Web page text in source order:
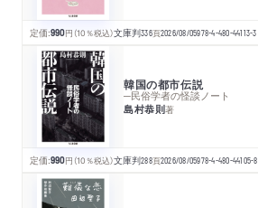
定価:990円 （10％税込）文庫判336頁2026/08/05978-4-480-44113-3
韓国の都市伝説
─民俗学者の怪談ノート
島村恭則著
定価:990円 （10％税込）文庫判288頁2026/08/05978-4-480-44105-8